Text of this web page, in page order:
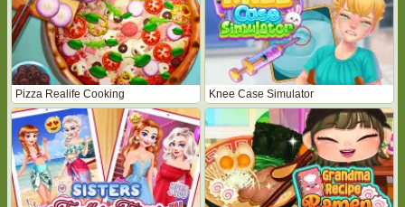
Pizza Realife Cooking Knee Case Simulator